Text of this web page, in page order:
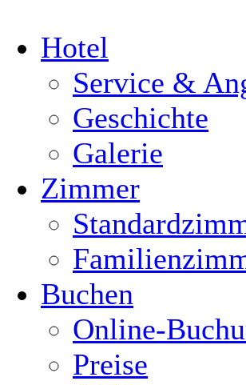
Hotel
Service &
Geschichte
Galerie
Zimmer
Buchen
Online-
Preise